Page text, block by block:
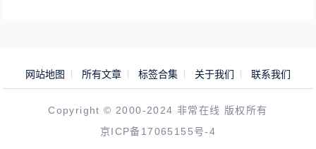
网站地图 所有文章 标签合集 关于我们 联系我们
Copyright © 2000-2024 非常在线 版权所有
京ICP备17065155号-4